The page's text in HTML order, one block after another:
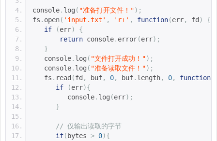
console. log ( "准备打开文件！");
fs . open( 'input.txt' , 'r+' , function(err, fd )
{
if
(err)
{
return console. error(err);
}
   console
. log ( "文件打开成功！");
   console
. log ( "准备读取文件！");
   fs
. read (fd , buf, 0, buf. length, 0, function
if
(err){
         console
. log (err);
}
// 仅输出读取的字节
if( bytes > 0){